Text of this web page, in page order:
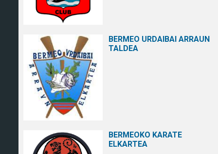
BERMEO URDAIBAI ARRAUN
TALDEA
BERMEOKO KARATE
ELKARTEA